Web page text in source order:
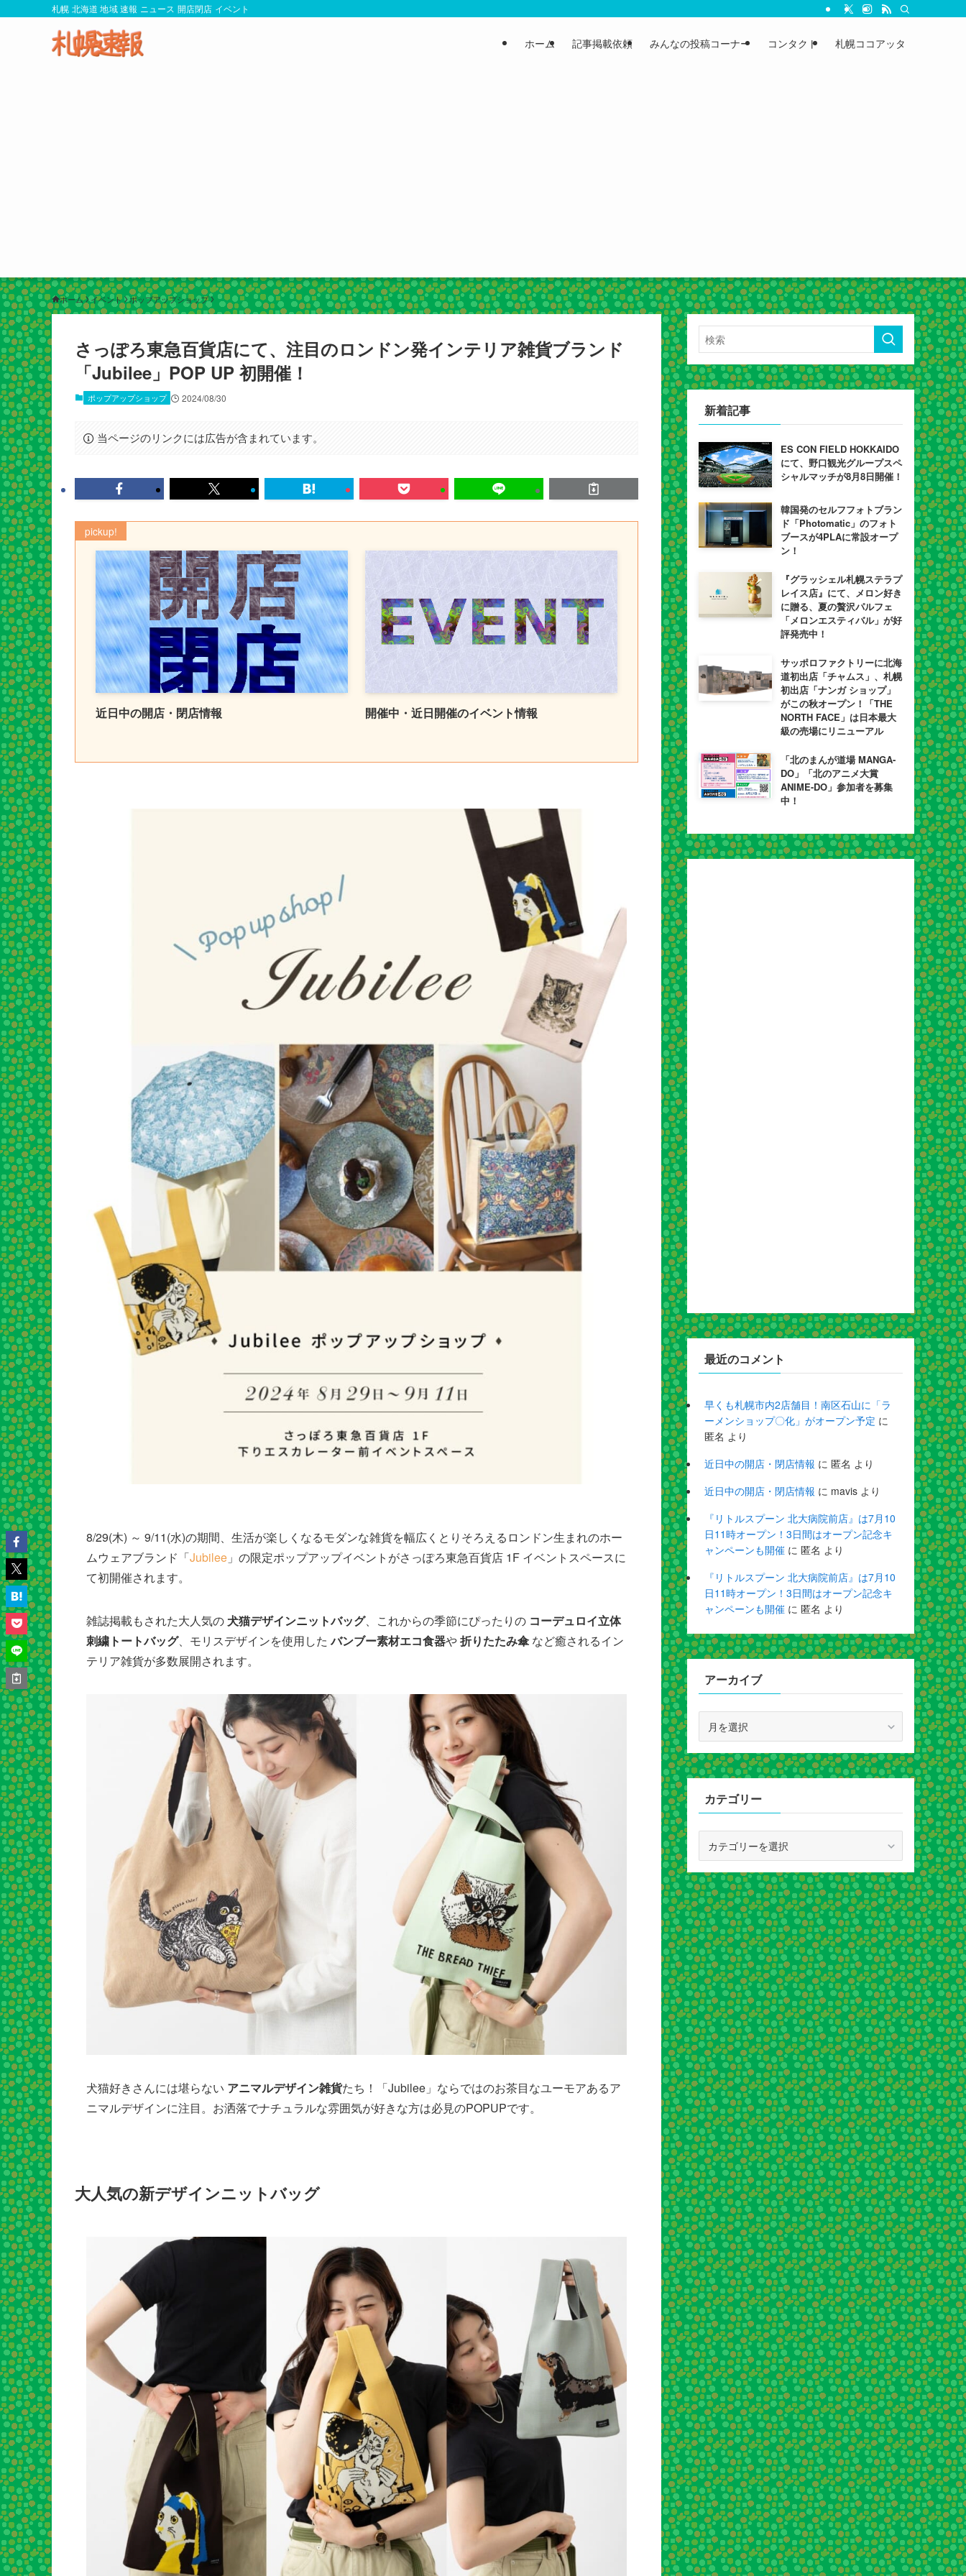
札幌 北海道 地域 速報 ニュース 開店閉店 イベント
ホーム 記事掲載依頼 みんなの投稿コーナー コンタクト 札幌ココアッタ
ホーム イベント ポップアップショップ
さっぽろ東急百貨店にて、注目のロンドン発インテリア雑貨ブランド
「Jubilee」POP UP 初開催！
ポップアップショップ 2024/08/30
当ページのリンクには広告が含まれています。
pickup!
近日中の開店・閉店情報 開催中・近日開催のイベント情報
8/29(木) ～ 9/11(水)の期間、生活が楽しくなるモダンな雑貨を幅広くとりそろえるロンドン生まれのホー
ムウェアブランド「Jubilee 」の限定ポップアップイベントがさっぽろ東急百貨店 1F イベントスペースに
て初開催されます。
雑誌掲載もされた大人気の 犬猫デザインニットバッグ、これからの季節にぴったりの コーデュロイ立体
刺繍トートバッグ、モリスデザインを使用したバンブー素材エコ食器や折りたたみ傘など癒されるイン
テリア雑貨が多数展開されます。
犬猫好きさんには堪らない アニマルデザイン雑貨たち！「Jubilee」ならではのお茶目なユーモアあるア
ニマルデザインに注目。お洒落でナチュラルな雰囲気が好きな方は必見のPOPUPです。
大人気の新デザインニットバッグ
新着記事
ES CON FIELD HOKKAIDO
にて、野口観光グループスペ
シャルマッチが8月8日開催！
韓国発のセルフフォトブラン
ド「Photomatic」のフォト
ブースが4PLAに常設オープ
ン！
『グラッシェル札幌ステラプ
レイス店』にて、メロン好き
に贈る、夏の贅沢パルフェ
「メロンエスティバル」が好
評発売中！
サッポロファクトリーに北海
道初出店「チャムス」、札幌
初出店「ナンガ ショップ」
がこの秋オープン！「THE
NORTH FACE」は日本最大
級の売場にリニューアル
「北のまんが道場 MANGA-
DO」「北のアニメ大賞
ANIME-DO」参加者を募集
中！
最近のコメント
早くも札幌市内2店舗目！南区石山に「ラ
ーメンショップ〇化」がオープン予定 に
匿名 より
近日中の開店・閉店情報 に 匿名 より
近日中の開店・閉店情報 に mavis より
『リトルスプーン 北大病院前店』は7月10
日11時オープン！3日間はオープン記念キ
ャンペーンも開催 に 匿名 より
『リトルスプーン 北大病院前店』は7月10
日11時オープン！3日間はオープン記念キ
ャンペーンも開催 に 匿名 より
アーカイブ
カ
イ
ブ
カテゴリー
ゴ
リ
ー